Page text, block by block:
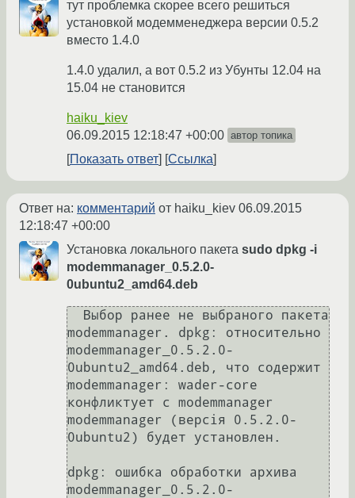
тут проблемка скорее всего решиться
установкой модемменеджера версии 0.5.2
вместо 1.4.0
1.4.0 удалил, а вот 0.5.2 из Убунты 12.04 на
15.04 не становится
haiku_kiev
06.09.2015 12:18:47 +00:00 автор топика
Показать ответ Ссылка
Ответ на: комментарий от haiku_kiev 06.09.2015
12:18:47 +00:00
Установка локального пакета sudo dpkg -i
modemmanager_0.5.2.0-
0ubuntu2_amd64.deb
modemmanager. dpkg: относительно
modemmanager_0.5.2.0-
0ubuntu2_amd64.deb, что содержит
modemmanager: wader-core
конфликтует с modemmanager
modemmanager (версія 0.5.2.0-
0ubuntu2) будет установлен.
dpkg: ошибка обработки архива
modemmanager_0.5.2.0-